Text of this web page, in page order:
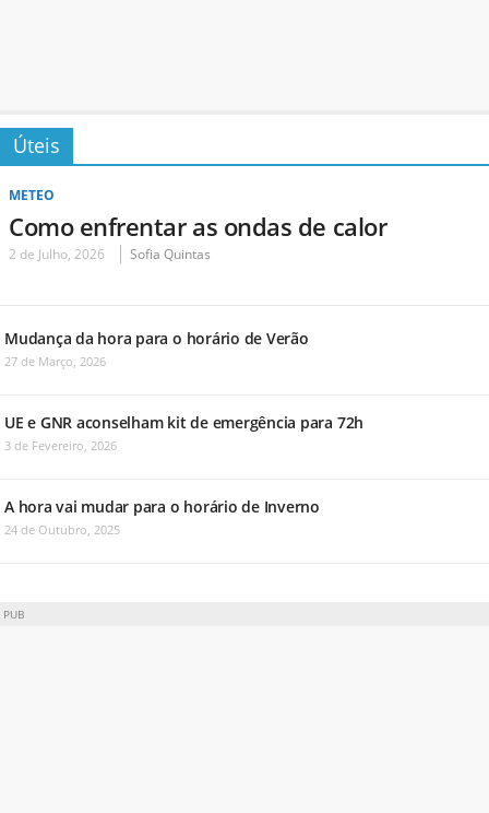
Úteis
METEO
Como enfrentar as ondas de calor
2 de Julho, 2026 Sofia Quintas
Mudança da hora para o horário de Verão
27 de Março, 2026
UE e GNR aconselham kit de emergência para 72h
3 de Fevereiro, 2026
A hora vai mudar para o horário de Inverno
24 de Outubro, 2025
PUB